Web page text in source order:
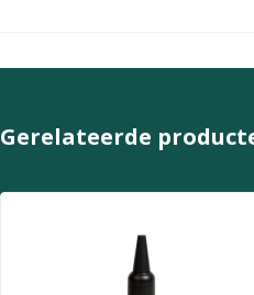
Gerelateerde